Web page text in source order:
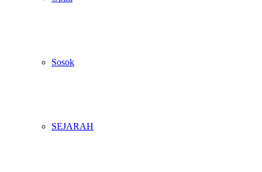
Sosok
SEJARAH